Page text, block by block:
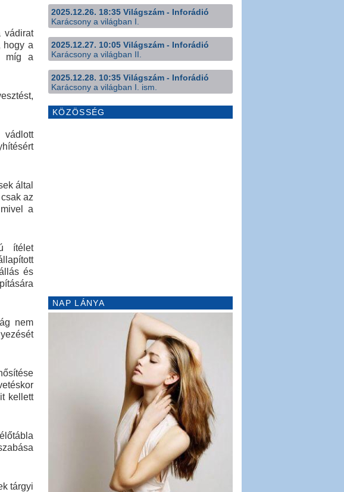
vádirat
hogy a
míg a
által
az
a
ítélet
és
nem
kellett
tárgyi
2025.12.26. 18:35 Világszám - Inforádió
Karácsony a világban I.
2025.12.27. 10:05 Világszám - Inforádió
Karácsony a világban II.
2025.12.28. 10:35 Világszám - Inforádió
Karácsony a világban I. ism.
KÖZÖSSÉG
NAP LÁNYA